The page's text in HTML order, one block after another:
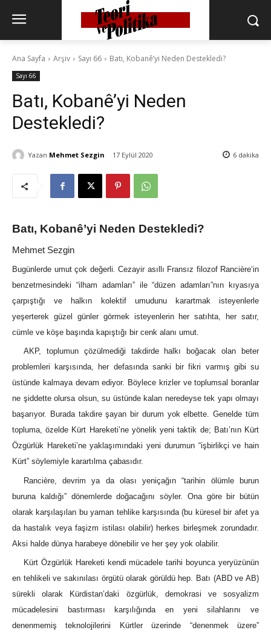
Ana Sayfa Arşiv Sayı 66 Batı, Kobanê’yi Neden Destekledi?
Sayı 66
Batı, Kobanê’yi Neden
Destekledi?
Yazan Mehmet Sezgin 17 Eylül 2020 6 dakika
Batı, Kobanê’yi Neden Destekledi?
Mehmet Sezgin
Bugünlerde umut çok değerli. Cezayir asıllı Fransız filozof Rancière‘in
benzetmesindeki “ilham adamları” ile “düzen adamları”nın kıyasıya
çarpıştığı ve halkın kolektif umudunu karartmak isteyenlerle
yeşerterek güzel günler görmek isteyenlerin her satıhta, her satır,
cümle ve köşe başında kapıştığı bir cenk alanı umut.
AKP, toplumun çözülmediği takdirde halkı boğacak olan beter
problemleri karşısında, her defasında sanki bir fikri varmış gibi su
üstünde kalmaya devam ediyor. Böylece krizler ve toplumsal boranlar
ne şiddette olursa olsun, su üstünde kalan neredeyse tek yapı olmayı
başarıyor. Burada takdire şayan bir durum yok elbette. Genelde tüm
topluma, özelde Kürt Hareketi’ne yönelik yeni taktik de; Batı’nın Kürt
Özgürlük Hareketi’ne yaklaşımındaki yeni durumun “işbirlikçi ve hain
Kürt” söylemiyle karartılma çabasıdır.
Rancière, devrim ya da olası yeniçağın “tarihin ölümle burun
buruna kaldığı” dönemlerde doğacağını söyler. Ona göre bir bütün
olarak karşılaşılan bu yaman tehlike karşısında (bu küresel bir afet ya
da hastalık veya faşizm istilası olabilir) herkes birleşmek zorundadır.
Aksi halde dünya harabeye dönebilir ve her şey yok olabilir.
Kürt Özgürlük Hareketi kendi mücadele tarihi boyunca yeryüzünün
en tehlikeli ve sakınılası örgütü olarak görüldü hep. Batı (ABD ve AB)
sürekli olarak Kürdistan’daki özgürlük, demokrasi ve sosyalizm
mücadelesini bastırması karşılığında en yeni silahlarını ve
denenmemiş teknolojilerini Kürtler üzerinde “denenmek üzere”